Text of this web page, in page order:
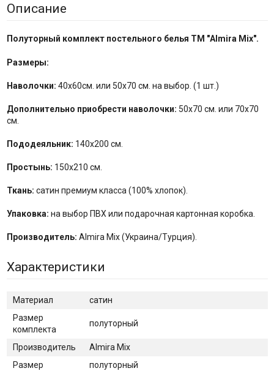
Описание
Полуторный комплект постельного белья ТМ "Almira Mix".
Размеры:
Наволочки: 40х60см. или 50х70 см. на выбор. (1 шт.)
Дополнительно приобрести наволочки: 50х70 см. или 70х70
см.
Пододеяльник: 140х200 см.
Простынь: 150х210 см.
Ткань: сатин премиум класса (100% хлопок).
Упаковка: на выбор ПВХ или подарочная картонная коробка.
Производитель: Almira Mix (Украина/Турция).
Характеристики
Материал
сатин
Размер
комплекта
полуторный
Производитель
Almira Mix
Размер
полуторный